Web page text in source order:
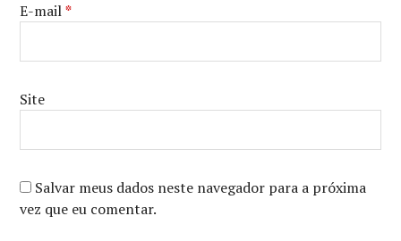
E-mail*
Site
Salvar meus dados neste navegador para a próxima
vez que eu comentar.